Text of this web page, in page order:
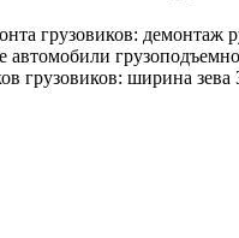
грузовиков: демонтаж
грузовиков: ширина зева